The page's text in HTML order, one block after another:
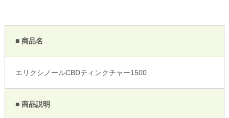
■ 商品名
エリクシノールCBDティンクチャー1500
■ 商品説明